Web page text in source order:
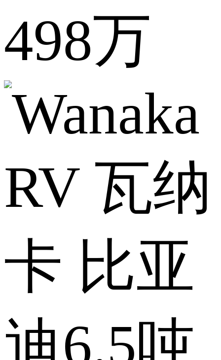
498万